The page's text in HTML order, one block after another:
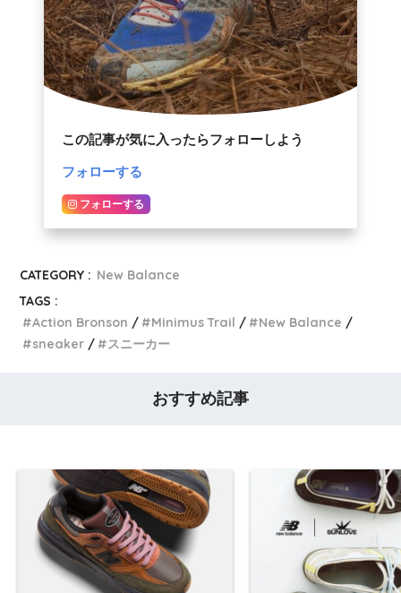
この記事が気に入ったらフォローしよう
フォローする
フォローする
CATEGORY : New Balance
TAGS :
Action Bronson
Minimus Trail
New Balance
sneaker
スニーカー
おすすめ記事